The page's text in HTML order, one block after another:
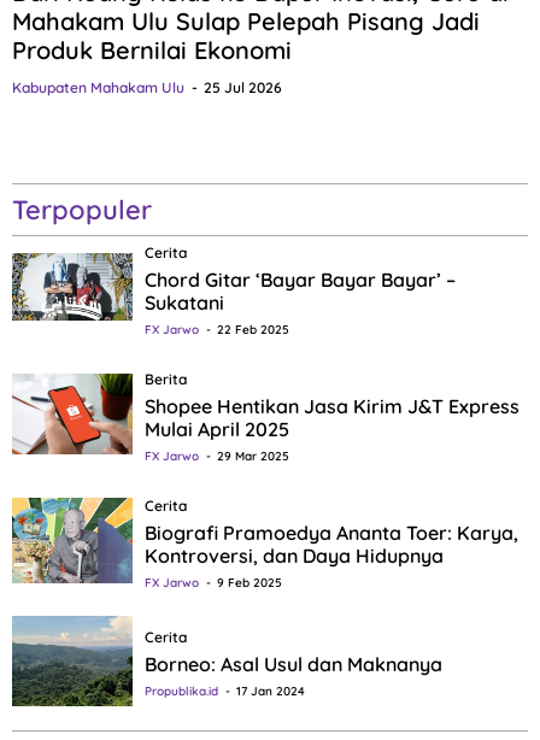
Mahakam Ulu Sulap Pelepah Pisang Jadi
Produk Bernilai Ekonomi
Kabupaten Mahakam Ulu 25 Jul 2026
Terpopuler
Cerita
Chord Gitar ‘Bayar Bayar Bayar’ –
Sukatani
FX Jarwo 22 Feb 2025
Berita
Shopee Hentikan Jasa Kirim J&T Express
Mulai April 2025
FX Jarwo 29 Mar 2025
Cerita
Biografi Pramoedya Ananta Toer: Karya,
Kontroversi, dan Daya Hidupnya
FX Jarwo 9 Feb 2025
Cerita
Borneo: Asal Usul dan Maknanya
Propublika.id 17 Jan 2024